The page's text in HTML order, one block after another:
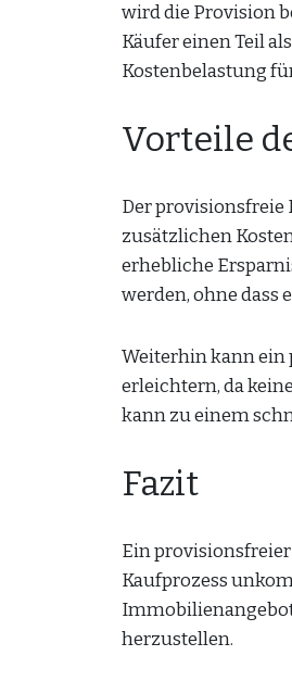
wird die Provision
Käufer einen Teil
Kostenbelastung
Vorteile
Der provisionsfreie
zusätzlichen
erhebliche
werden, ohne dass
Weiterhin kann ein
erleichtern, da
kann zu einem
Fazit
Ein
Kaufprozess
herzustellen.